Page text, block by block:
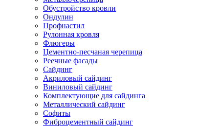
Обустройство кровли
Ондулин
Профнастил
Рулонная кровля
Флюгеры
Цементно-песчаная черепица
Реечные фасады
Сайдинг
Акриловый сайдинг
Виниловый сайдинг
Комплектующие для сайдинга
Металлический сайдинг
Софиты
Фиброцементный сайдинг